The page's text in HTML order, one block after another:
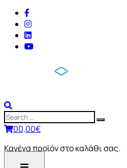
00,00€
Κανένα προϊόν στο καλάθι σας.